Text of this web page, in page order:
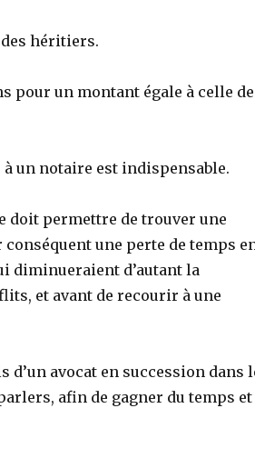
héritiers.
pour un montant égale à celle de
un notaire est indispensable.
doit permettre de trouver une
une perte de temps
diminueraient d’autant la
et avant de recourir à une
d’un avocat en succession dans
afin de gagner du temps et